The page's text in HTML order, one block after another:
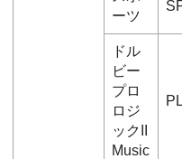
ーツ
ドル
ビー
プロ
ロジ
ックII
Music